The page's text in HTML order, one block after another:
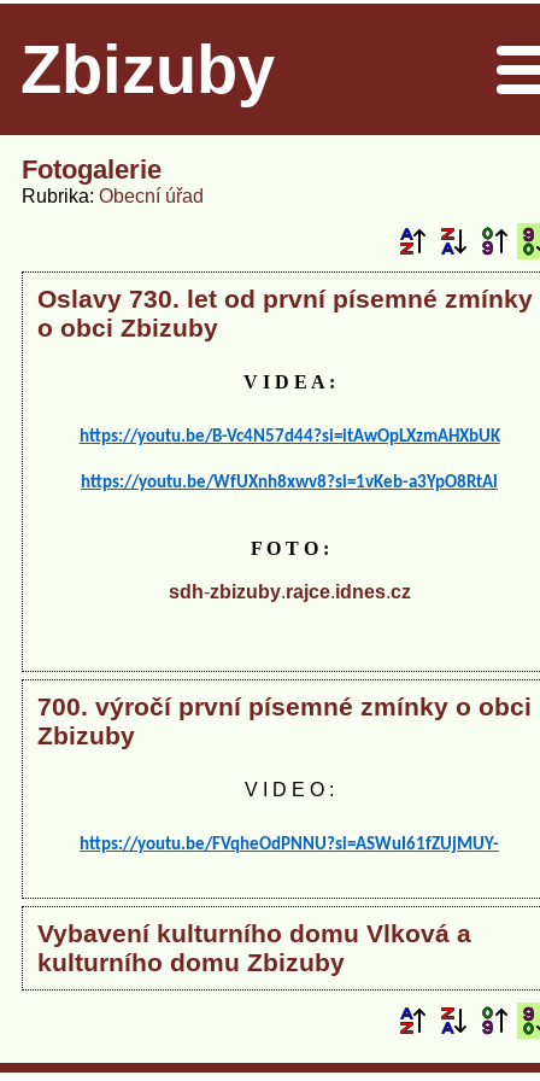
Zbizuby
Fotogalerie
Rubrika Obecní úřad
Oslavy 730. let od první písemné zmínky
o obci Zbizuby
V I D E A :
https://youtu.be/B-Vc4N57d44?si=itAwOpLXzmAHXbUK
https://youtu.be/WfUXnh8xwv8?si=1vKeb-a3YpO8RtAl
F O T O :
sdh-zbizuby.rajce.idnes.cz
700. výročí první písemné zmínky o obci
Zbizuby
V I D E O :
https://youtu.be/FVqheOdPNNU?si=ASWuI61fZUjMUY-
Vybavení kulturního domu Vlková a
kulturního domu Zbizuby